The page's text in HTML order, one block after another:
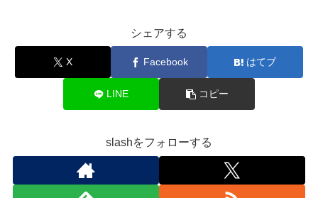
シェアする
X Facebook はてブ
LINE コピー
slashをフォローする